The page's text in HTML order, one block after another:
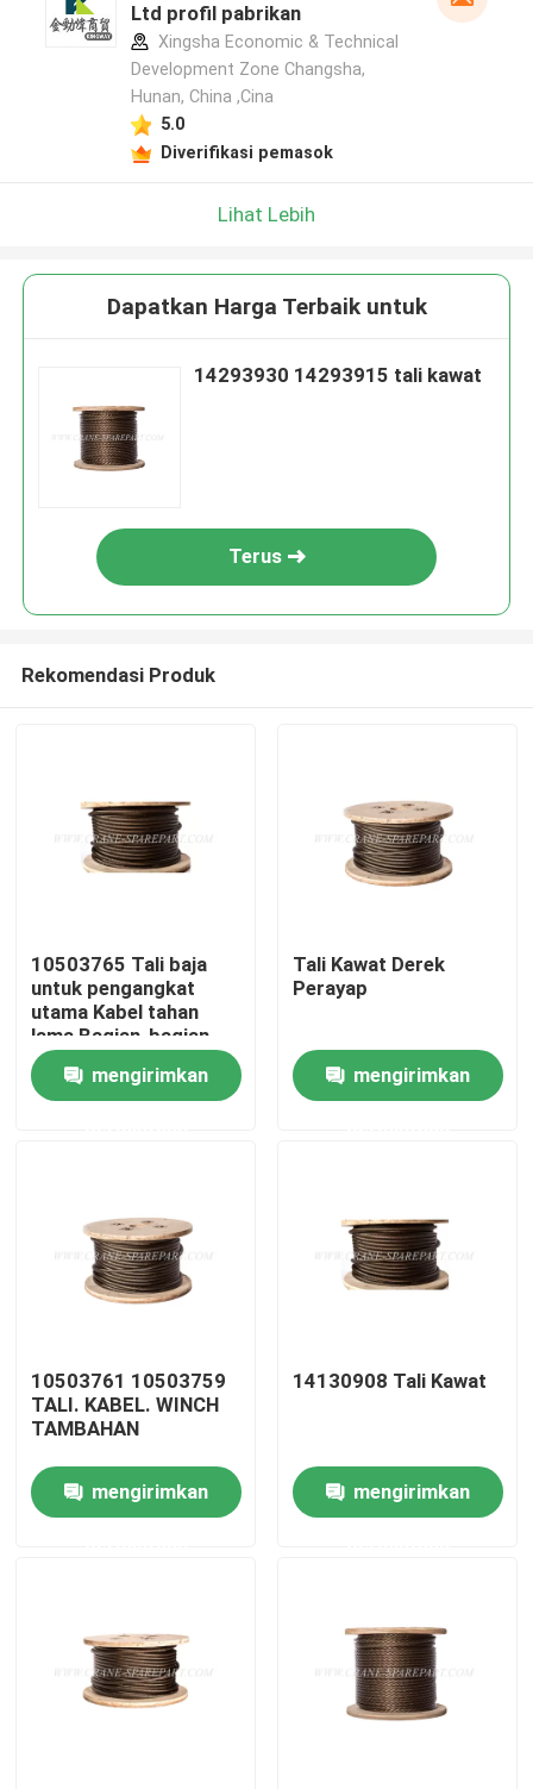
Rumah
Tentang kita
Kontrol kualitas
Hubungi kami
Suku cadang derek
Ltd profil pabrikan
Xingsha Economic & Technical
Development Zone Changsha,
Hunan, China ,Cina
5.0
Diverifikasi pemasok
Lihat Lebih
Dapatkan Harga Terbaik untuk
14293930 14293915 tali kawat
Terus
Rekomendasi Produk
10503765 Tali baja
untuk pengangkat
utama Kabel tahan
lama Bagian-bagian
ganti derek
mengirimkan
Tali Kawat Derek
Perayap
mengirimkan
10503761 10503759
TALI. KABEL. WINCH
TAMBAHAN
mengirimkan
14130908 Tali Kawat
mengirimkan